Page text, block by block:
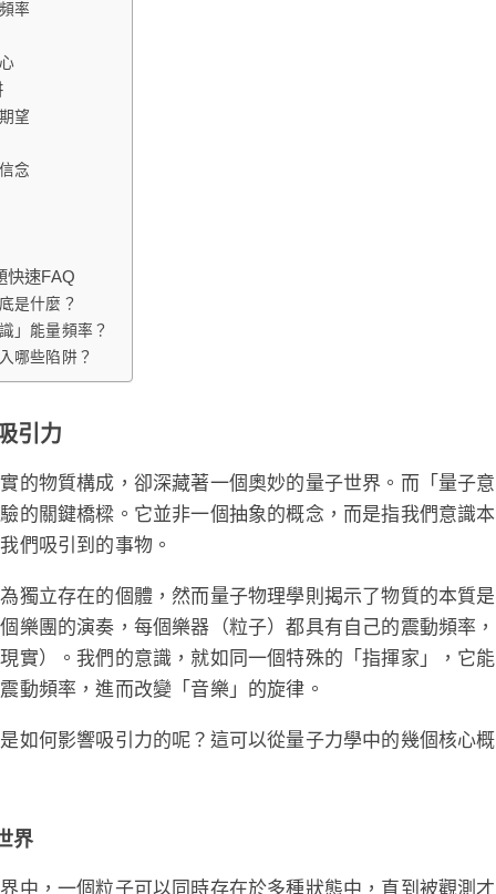
率
望
念
快速FAQ
是什麼？
」能量頻率？
哪些陷阱？
引力
的物質構成，卻深藏著一個奧妙的量子世界。而「量子
的關鍵橋樑。它並非一個抽象的概念，而是指我們意識
們吸引到的事物。
獨立存在的個體，然而量子物理學則揭示了物質的本質
樂團的演奏，每個樂器（粒子）都具有自己的震動頻率
實）。我們的意識，就如同一個特殊的「指揮家」，它
動頻率，進而改變「音樂」的旋律。
如何影響吸引力的呢？這可以從量子力學中的幾個核心概
界
中，一個粒子可以同時存在於多種狀態中，直到被觀測